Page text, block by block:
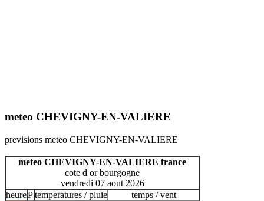
meteo CHEVIGNY-EN-VALIERE
previsions meteo CHEVIGNY-EN-VALIERE
meteo CHEVIGNY-EN-VALIERE france
cote d or bourgogne
vendredi 07 aout 2026
heurePtemperatures / pluie temps / vent